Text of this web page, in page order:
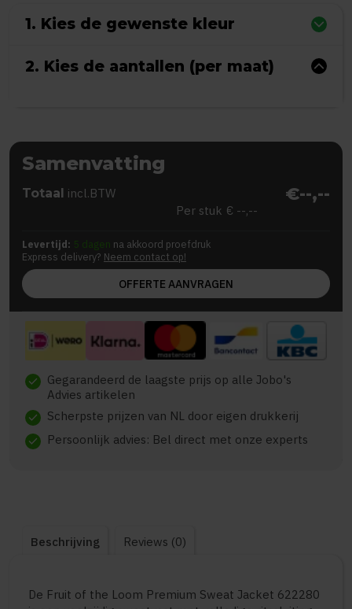
1. Kies de gewenste kleur
2. Kies de aantallen (per maat)
Samenvatting
Totaal incl.BTW €--,--
Per stuk € --,--
Levertijd: 5 dagen na akkoord proefdruk
Express delivery? Neem contact op!
OFFERTE AANVRAGEN
check Gegarandeerd de laagste prijs op alle Jobo's
Advies artikelen
check Scherpste prijzen van NL door eigen drukkerij
check Persoonlijk advies: Bel direct met onze experts
Beschrijving Reviews (0)
De Fruit of the Loom Premium Sweat Jacket 622280